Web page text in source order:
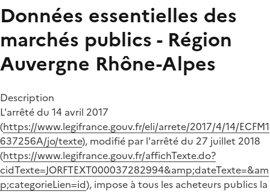
Données essentielles des
marchés publics - Région
Auvergne Rhône-Alpes
Description
L'arrêté du 14 avril 2017
(https://www.legifrance.gouv.fr/eli/arrete/2017/4/14/ECFM1
637256A/jo/texte), modifié par l'arrêté du 27 juillet 2018
(https://www.legifrance.gouv.fr/affichTexte.do?
cidTexte=JORFTEXT000037282994&amp;dateTexte=&am
p;categorieLien=id), impose à tous les acheteurs publics la